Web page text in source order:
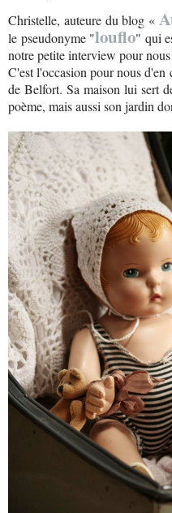
Christelle, auteure du blog «
le pseudonyme "louflo" qui
notre petite interview pour
C'est l'occasion pour nous d'en
de Belfort. Sa maison lui sert
poème, mais aussi son jardin